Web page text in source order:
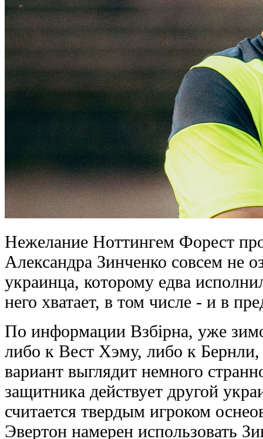
Нежелание Ноттингем Форест
Александра Зинченко совсем не
украинца, которому едва
него хватает, в том числе - и в
По информации Взбiрна, уже
либо к Вест Хэму, либо к
вариант выглядит немного
защитника действует другой
считается твердым игроком
Эвертон намерен использовать